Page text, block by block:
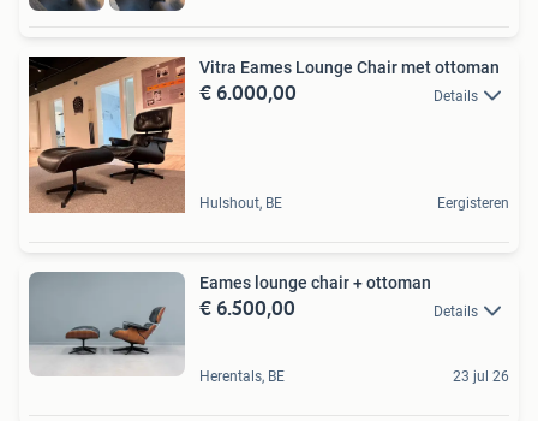
Vitra Eames Lounge Chair met ottoman
€ 6.000,00 Details
Hulshout, BE Eergisteren
Eames lounge chair + ottoman
€ 6.500,00 Details
Herentals, BE 23 jul 26